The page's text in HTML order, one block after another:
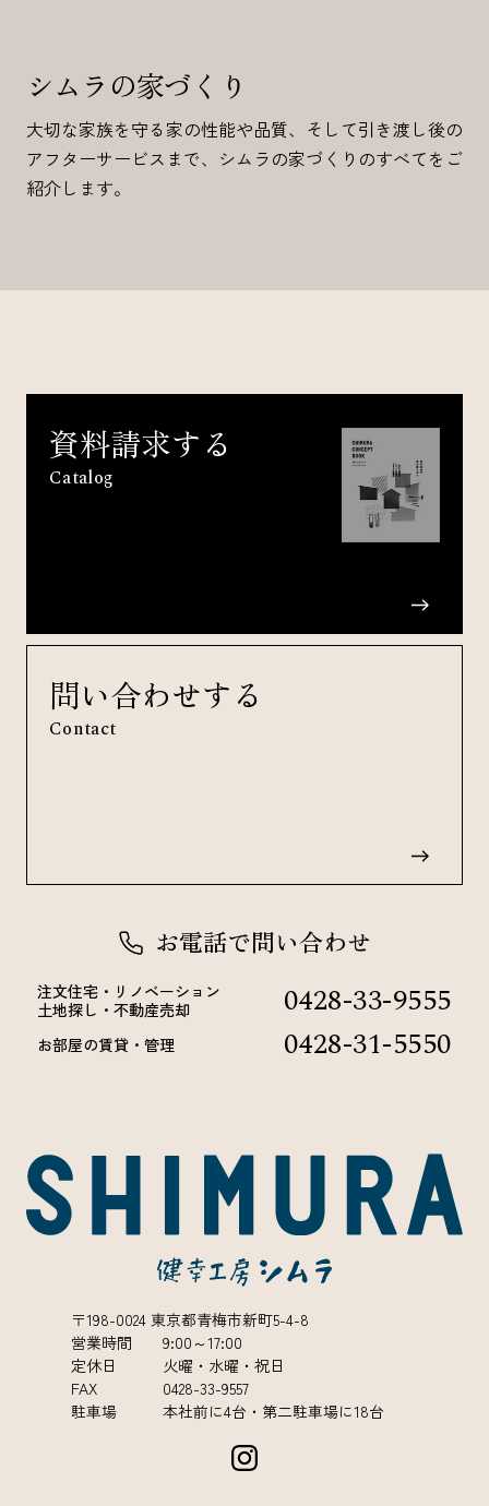
シムラの家づくり
大切な家族を守る家の性能や品質、そして引き渡し後の
アフターサービスまで、シムラの家づくりのすべてをご
紹介します。
資料請求する
Catalog
問い合わせする
Contact
お電話で問い合わせ
注文住宅・リノベーション
土地探し・不動産売却
0428-33-9555
お部屋の賃貸・管理 0428-31-5550
〒198-0024 東京都青梅市新町5-4-8
営業時間 9:00～17:00
定休日 火曜・水曜・祝日
FAX 0428-33-9557
駐車場 本社前に4台・第二駐車場に18台